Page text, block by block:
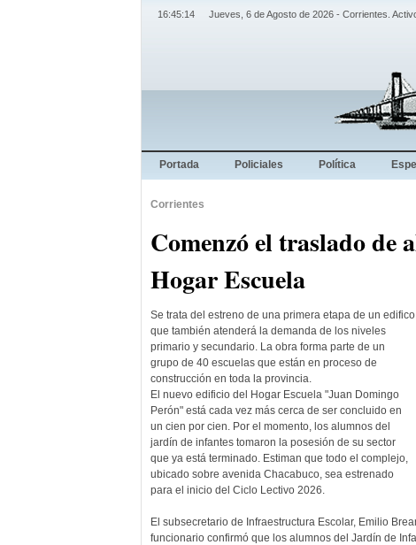
16:45:15 Jueves, 6 de Agosto de 2026 - Corrientes.
Portada Policiales Política
Corrientes
Comenzó el traslado de
Hogar Escuela
Se trata del estreno de una primera etapa de un edifico
que también atenderá la demanda de los niveles
primario y secundario. La obra forma parte de un
grupo de 40 escuelas que están en proceso de
construcción en toda la provincia.
El nuevo edificio del Hogar Escuela "Juan Domingo
Perón" está cada vez más cerca de ser concluido en
un cien por cien. Por el momento, los alumnos del
jardín de infantes tomaron la posesión de su sector
que ya está terminado. Estiman que todo el complejo,
ubicado sobre avenida Chacabuco, sea estrenado
para el inicio del Ciclo Lectivo 2026.
El subsecretario de Infraestructura Escolar, Emilio
funcionario confirmó que los alumnos del Jardín de